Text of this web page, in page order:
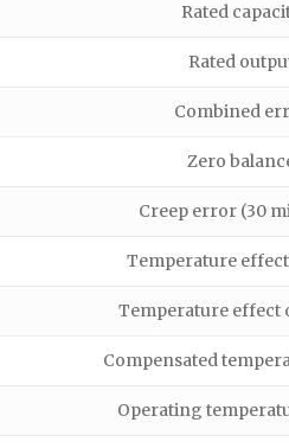
Rated
Rated
Combined
Zero
Creep error (30
Temperature
Temperature effect
Compensated
Operating